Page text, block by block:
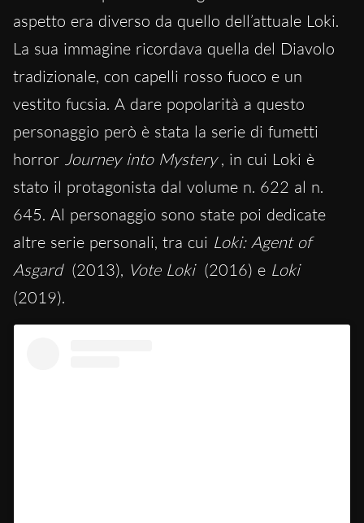
aspetto era diverso da quello dell’attuale Loki.
La sua immagine ricordava quella del Diavolo
tradizionale, con capelli rosso fuoco e un
vestito fucsia. A dare popolarità a questo
personaggio però è stata la serie di fumetti
horror Journey into Mystery , in cui Loki è
stato il protagonista dal volume n. 622 al n.
645. Al personaggio sono state poi dedicate
altre serie personali, tra cui Loki: Agent of
Asgard (2013), Vote Loki (2016) e Loki
(2019).